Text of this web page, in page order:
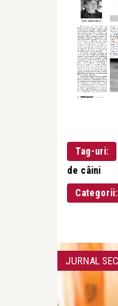
Tag-uri:
de câini
Categorii:
JURNAL SECRET